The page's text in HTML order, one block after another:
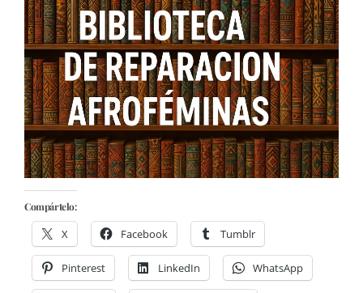
Compártelo:
X Facebook Tumblr
Pinterest LinkedIn WhatsApp